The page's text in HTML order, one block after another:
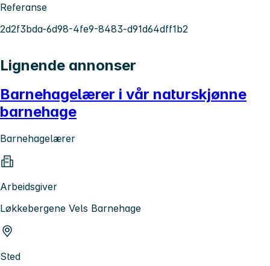
Referanse
2d2f3bda-6d98-4fe9-8483-d91d64dff1b2
Lignende annonser
Barnehagelærer i vår naturskjønne
barnehage
Barnehagelærer
Arbeidsgiver
Løkkebergene Vels Barnehage
Sted